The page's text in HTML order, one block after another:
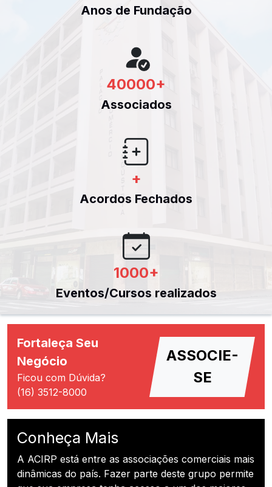
Anos de Fundação
40000+
Associados
+
Acordos Fechados
1000+
Eventos/Cursos realizados
Fortaleça Seu
Negócio
Ficou com Dúvida?
(16) 3512-8000
ASSOCIE-
SE
Conheça Mais
A ACIRP está entre as associações comerciais mais
dinâmicas do país. Fazer parte deste grupo permite